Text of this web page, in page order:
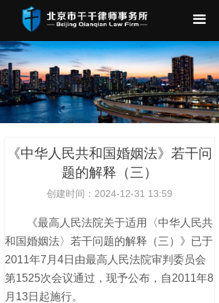
끀
《中华人民共和国婚姻法》若干问
题的解释（三）
创建时间： 2024-12-31 13:59
《最高人民法院关于适用〈中华人民共
和国婚姻法〉若干问题的解释（三）》已于
2011年7月4日由最高人民法院审判委员会
第1525次会议通过，现予公布，自2011年8
月13日起施行。